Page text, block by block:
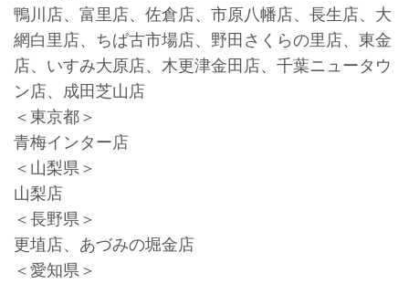
鴨川店、富里店、佐倉店、市原八幡店、長生店、大
網白里店、ちば古市場店、野田さくらの里店、東金
店、いすみ大原店、木更津金田店、千葉ニュータウ
ン店、成田芝山店
＜東京都＞
青梅インター店
＜山梨県＞
山梨店
＜長野県＞
更埴店、あづみの堀金店
＜愛知県＞